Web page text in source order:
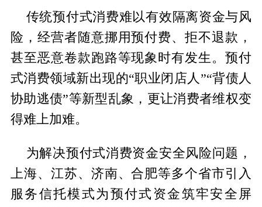
传统预付式消费难以有效隔离资金与风
险，经营者随意挪用预付费、拒不退款，
甚至恶意卷款跑路等现象时有发生。预付
式消费领域新出现的“职业闭店人”“背债人
协助逃债”等新型乱象，更让消费者维权变
得难上加难。
为解决预付式消费资金安全风险问题，
上海、江苏、济南、合肥等多个省市引入
服务信托模式为预付式资金筑牢安全屏